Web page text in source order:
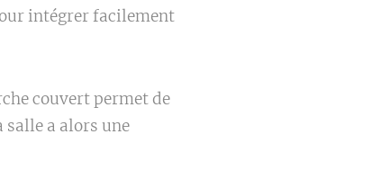
intégrer facilement
couvert permet de
a alors une